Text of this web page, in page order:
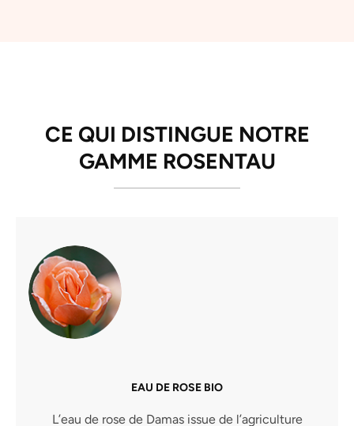
CE QUI DISTINGUE NOTRE
GAMME ROSENTAU
EAU DE ROSE BIO
L’eau de rose de Damas issue de l’agriculture